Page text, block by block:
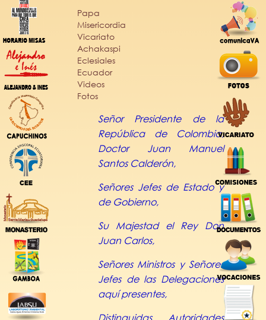
Papa
Misericordia
Vicariato
Achakaspi
Eclesiales
Ecuador
Videos
Fotos
Señor Presidente de la
República de Colombia,
Doctor Juan Manuel
Santos Calderón,
Señores Jefes de Estado y
de Gobierno,
Su Majestad el Rey Don
Juan Carlos,
Señores Ministros y Señores
Jefes de las Delegaciones
aquí presentes,
Distinguidas Autoridades